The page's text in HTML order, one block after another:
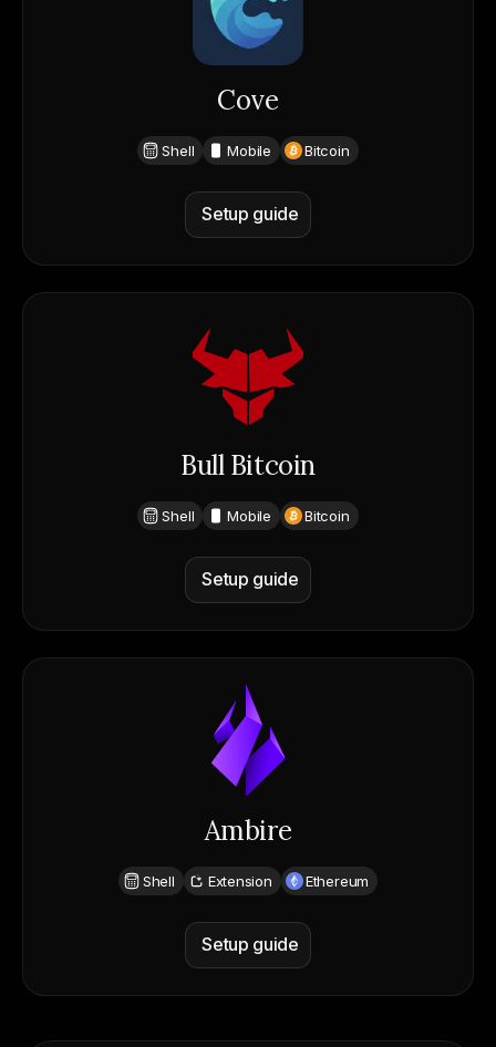
Cove
Shell Mobile Bitcoin
Setup guide
Bull Bitcoin
Shell Mobile Bitcoin
Setup guide
Ambire
Shell Extension Ethereum
Setup guide